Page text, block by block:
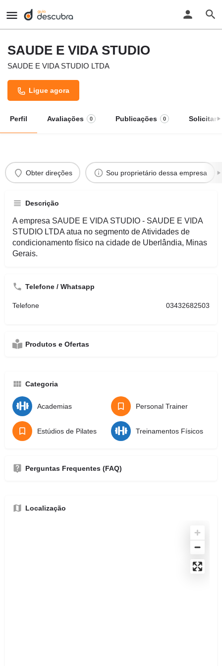
SAUDE E VIDA STUDIO
SAUDE E VIDA STUDIO LTDA
Ligue agora
Perfil Avaliações 0 Publicações 0 Solicitar
Obter direções Sou proprietário dessa empresa
Descrição
A empresa SAUDE E VIDA STUDIO - SAUDE E VIDA
STUDIO LTDA atua no segmento de Atividades de
condicionamento físico na cidade de Uberlândia, Minas
Gerais.
Telefone / Whatsapp
Telefone 03432682503
Produtos e Ofertas
Categoria
Academias Personal Trainer
Estúdios de Pilates Treinamentos Físicos
Perguntas Frequentes (FAQ)
Localização